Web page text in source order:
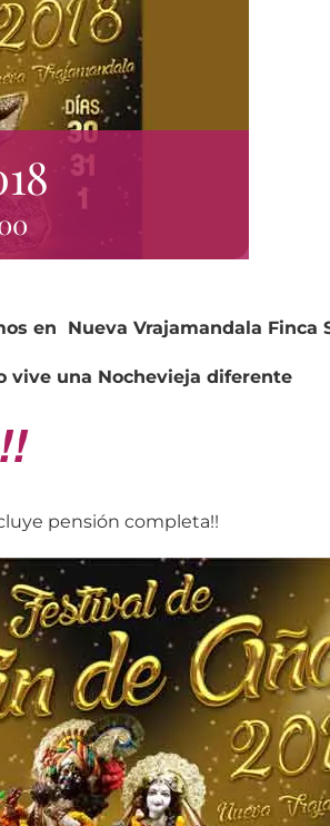
en Nueva Vrajamandala Finca
vive una Nochevieja diferente
pensión completa!!